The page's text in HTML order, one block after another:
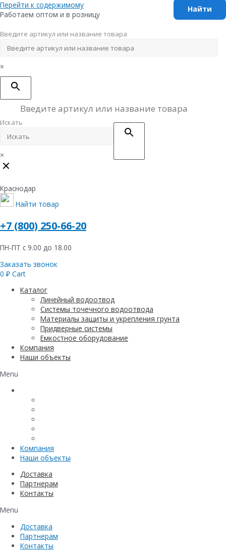
Перейти к содержимому
Работаем оптом и в розницу
Введите артикул или название товара
×
Искать
×
Краснодар
Найти товар
+7 (800) 250-66-20
ПН-ПТ с 9.00 до 18.00
Заказать звонок
0 ₽ Cart
Каталог
Линейный водоотвод
Системы точечного водоотвода
Материалы защиты и укрепления грунта
Придверные системы
Емкостное оборудование
Компания
Наши объекты
Menu
Компания
Наши объекты
Доставка
Партнерам
Контакты
Menu
Доставка
Партнерам
Контакты